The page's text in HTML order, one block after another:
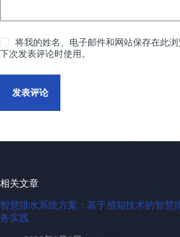
将我的姓名、电子邮件和网站保存在此
下次发表评论时使用。
发表评论
相关文章
智慧排水系统方案：基于感知技术的智慧
务实践